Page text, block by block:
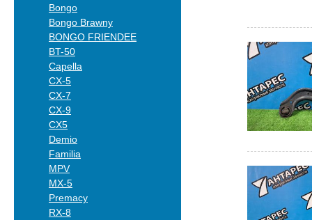
Bongo
Bongo Brawny
BONGO FRIENDEE
BT-50
Capella
CX-5
CX-7
CX-9
CX5
Demio
Familia
MPV
MX-5
Premacy
RX-8